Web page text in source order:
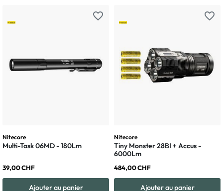
favorite_border
Nitecore
Multi-Task 06MD - 180Lm
39,00 CHF
Ajouter au panier
favorite_border
Nitecore
Tiny Monster 28BI + Accus -
6000Lm
484,00 CHF
Ajouter au panier